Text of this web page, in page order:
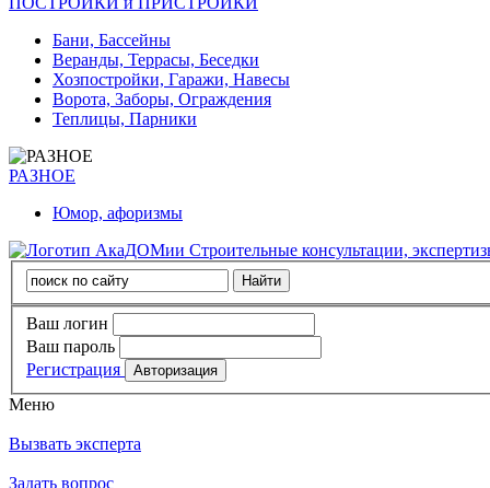
Бани, Бассейны
Веранды, Террасы, Беседки
Хозпостройки, Гаражи, Навесы
Ворота, Заборы, Ограждения
Теплицы, Парники
РАЗНОЕ
Юмор, афоризмы
Строительные консультации,
Ваш логин
Ваш пароль
Регистрация
Меню
Вызвать эксперта
Задать вопрос